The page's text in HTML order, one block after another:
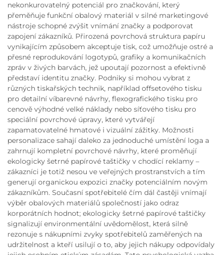
nekonkurovatelný potenciál pro značkování, který
přeměňuje funkční obalový materiál v silné marketingové
nástroje schopné zvýšit vnímání značky a podporovat
zapojení zákazníků. Přirozená povrchová struktura papíru
vynikajícím způsobem akceptuje tisk, což umožňuje ostré a
přesné reprodukování logotypů, grafiky a komunikačních
zpráv v živých barvách, jež upoutají pozornost a efektivně
představí identitu značky. Podniky si mohou vybrat z
různých tiskařských technik, například offsetového tisku
pro detailní víbarevné návrhy, flexografického tisku pro
cenově výhodné velké náklady nebo síťového tisku pro
speciální povrchové úpravy, které vytvářejí
zapamatovatelné hmatové i vizuální zážitky. Možnosti
personalizace sahají daleko za jednoduché umístění loga a
zahrnují kompletní povrchové návrhy, které proměňují
ekologicky šetrné papírové taštičky v chodící reklamy –
zákazníci je totiž nesou ve veřejných prostranstvích a tím
generují organickou expozici značky potenciálním novým
zákazníkům. Současní spotřebitelé čím dál častěji vnímají
výběr obalových materiálů společností jako odraz
korporátních hodnot; ekologicky šetrné papírové taštičky
signalizují environmentální uvědomělost, která silně
rezonuje s nákupními zvyky spotřebitelů zaměřených na
udržitelnost a kteří usilují o to, aby jejich nákupy odpovídaly